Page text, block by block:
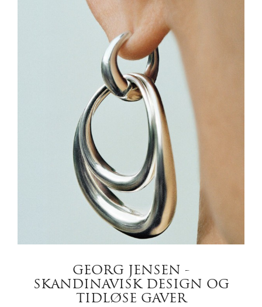
GEORG JENSEN -
SKANDINAVISK DESIGN OG
TIDLØSE GAVER